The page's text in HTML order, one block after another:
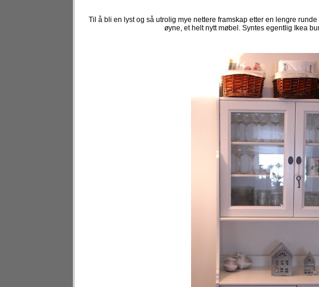
Til å bli en lyst og så utrolig mye nettere framskap etter en lengre
øyne, et helt nytt møbel. Syntes egentlig Ikea